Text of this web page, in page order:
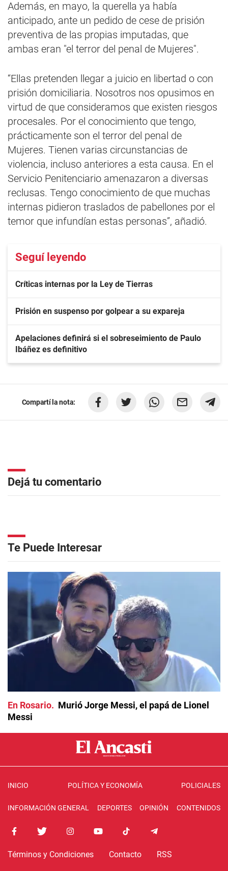
Además, en mayo, la querella ya había
anticipado, ante un pedido de cese de prisión
preventiva de las propias imputadas, que
ambas eran "el terror del penal de Mujeres".
“Ellas pretenden llegar a juicio en libertad o con
prisión domiciliaria. Nosotros nos opusimos en
virtud de que consideramos que existen riesgos
procesales. Por el conocimiento que tengo,
prácticamente son el terror del penal de
Mujeres. Tienen varias circunstancias de
violencia, incluso anteriores a esta causa. En el
Servicio Penitenciario amenazaron a diversas
reclusas. Tengo conocimiento de que muchas
internas pidieron traslados de pabellones por el
temor que infundían estas personas”, añadió.
Seguí leyendo
Críticas internas por la Ley de Tierras
Prisión en suspenso por golpear a su expareja
Apelaciones definirá si el sobreseimiento de Paulo
Ibáñez es definitivo
Compartí la nota:
Dejá tu comentario
Te Puede Interesar
En Rosario
Murió Jorge Messi, el papá de Lionel
Messi
INICIO POLÍTICA Y ECONOMÍA POLICIALES
INFORMACIÓN GENERAL DEPORTES OPINIÓN CONTENIDOS
Términos y Condiciones Contacto RSS